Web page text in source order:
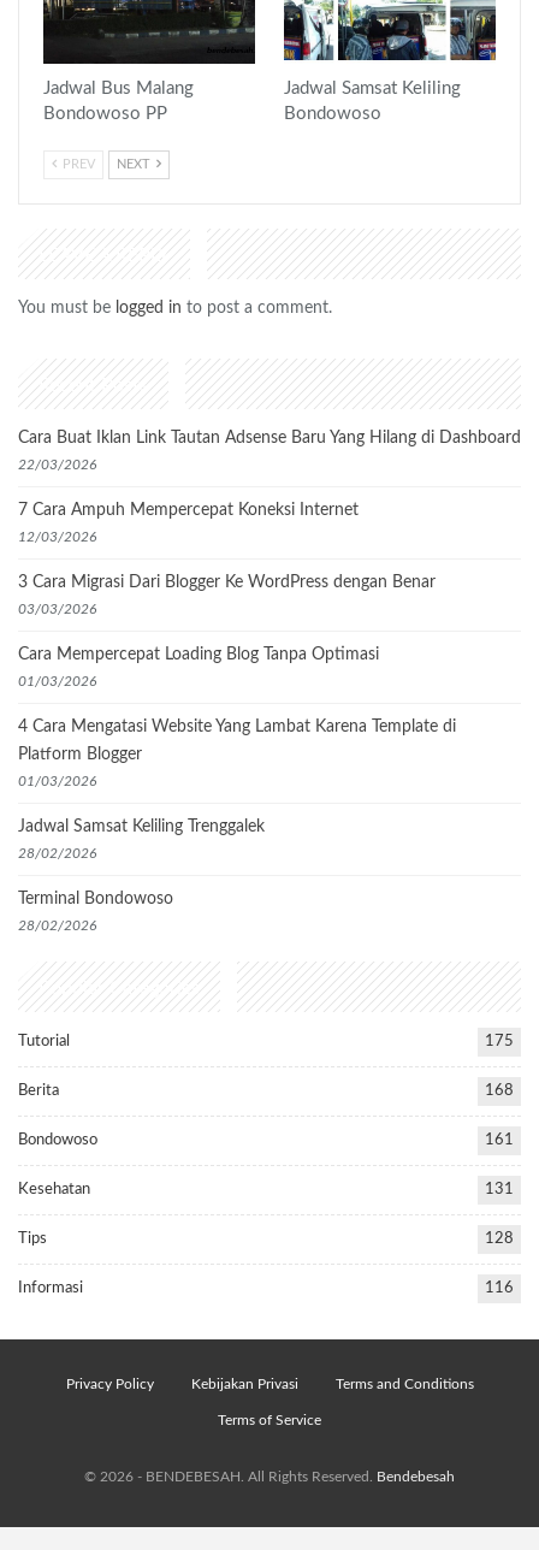
Jadwal Bus Malang
Bondowoso PP
Jadwal Samsat Keliling
Bondowoso
PREV NEXT
LEAVE A REPLY
You must be logged in to post a comment.
Recent Posts
Cara Buat Iklan Link Tautan Adsense Baru Yang Hilang di Dashboard
22/03/2026
7 Cara Ampuh Mempercepat Koneksi Internet
12/03/2026
3 Cara Migrasi Dari Blogger Ke WordPress dengan Benar
03/03/2026
Cara Mempercepat Loading Blog Tanpa Optimasi
01/03/2026
4 Cara Mengatasi Website Yang Lambat Karena Template di
Platform Blogger
01/03/2026
Jadwal Samsat Keliling Trenggalek
28/02/2026
Terminal Bondowoso
28/02/2026
Popular Categories
Tutorial 175
Berita 168
Bondowoso 161
Kesehatan 131
Tips 128
Informasi 116
Privacy Policy Kebijakan Privasi Terms and Conditions
Terms of Service
© 2026 - BENDEBESAH. All Rights Reserved. Bendebesah